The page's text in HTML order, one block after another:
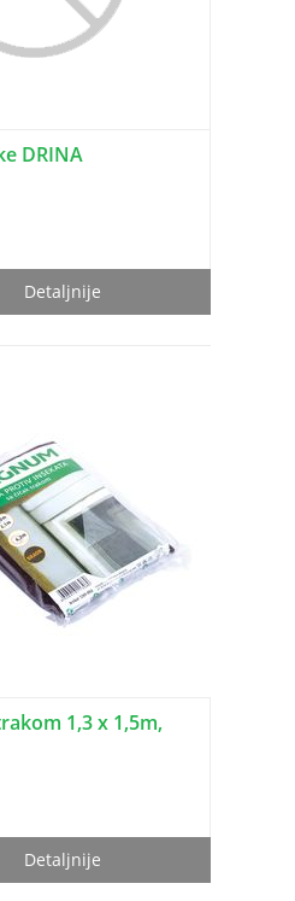
DRINA
Detaljnije
1,3 x 1,5m,
Detaljnije